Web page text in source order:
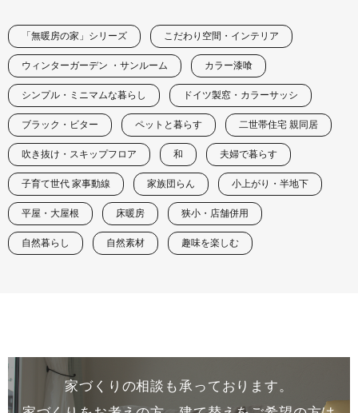
「無暖房の家」シリーズ こだわり空間・インテリア
ウィンターガーデン ・サンルーム カラー漆喰
シンプル・ミニマムな暮らし ドイツ製窓・カラーサッシ
ブラック・ビター ペットと暮らす 二世帯住宅 親同居
吹き抜け・スキップフロア 和 夫婦で暮らす
子育て世代 家事動線 家族団らん 小上がり・半地下
平屋・大屋根 床暖房 狭小・店舗併用
自然暮らし 自然素材 趣味を楽しむ
家づくりの相談も承っております。